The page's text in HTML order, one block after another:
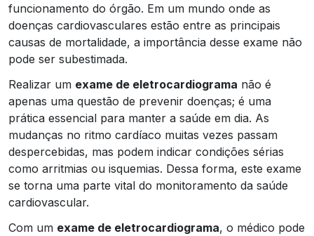
funcionamento do órgão. Em um mundo onde as
doenças cardiovasculares estão entre as principais
causas de mortalidade, a importância desse exame não
pode ser subestimada.
Realizar um exame de eletrocardiograma não é
apenas uma questão de prevenir doenças; é uma
prática essencial para manter a saúde em dia. As
mudanças no ritmo cardíaco muitas vezes passam
despercebidas, mas podem indicar condições sérias
como arritmias ou isquemias. Dessa forma, este exame
se torna uma parte vital do monitoramento da saúde
cardiovascular.
Com um exame de eletrocardiograma, o médico pode